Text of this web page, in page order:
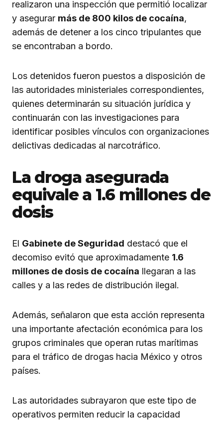
realizaron una inspección que permitió localizar
y asegurar más de 800 kilos de cocaína,
además de detener a los cinco tripulantes que
se encontraban a bordo.
Los detenidos fueron puestos a disposición de
las autoridades ministeriales correspondientes,
quienes determinarán su situación jurídica y
continuarán con las investigaciones para
identificar posibles vínculos con organizaciones
delictivas dedicadas al narcotráfico.
La droga asegurada
equivale a 1.6 millones de
dosis
El Gabinete de Seguridad destacó que el
decomiso evitó que aproximadamente 1.6
millones de dosis de cocaína llegaran a las
calles y a las redes de distribución ilegal.
Además, señalaron que esta acción representa
una importante afectación económica para los
grupos criminales que operan rutas marítimas
para el tráfico de drogas hacia México y otros
países.
Las autoridades subrayaron que este tipo de
operativos permiten reducir la capacidad